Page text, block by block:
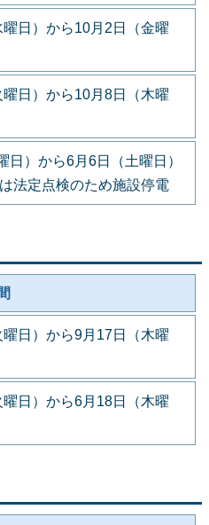
日）から10月2日（金曜
日）から10月8日（木曜
日）から6月6日（土曜日）
法定点検のため施設停電
日）から9月17日（木曜
日）から6月18日（木曜